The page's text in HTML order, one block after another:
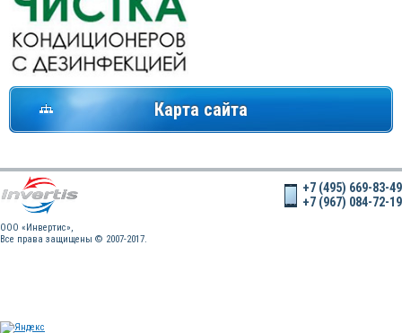
Карта сайта
OOO «Инвертис»,
Все права защищены © 2007-2017.
+7 (495) 669-83-49
+7 (967) 084-72-19